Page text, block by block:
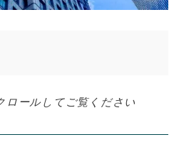
ロールしてご覧ください